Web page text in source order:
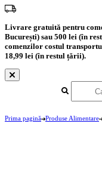
Livrare gratuită pentru
București) sau 500 lei (în
comenzilor costul
18,99 lei (în restul țării).
Prima pagină Produse Alimentare